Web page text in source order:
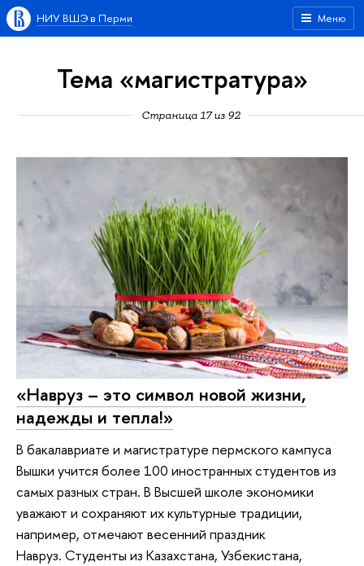
Меню
НИУ ВШЭ в Перми
Тема «магистратура»
Страница 17 из 92
«Навруз – это символ новой жизни,
надежды и тепла!»
В бакалавриате и магистратуре пермского кампуса
Вышки учится более 100 иностранных студентов из
самых разных стран. В Высшей школе экономики
уважают и сохраняют их культурные традиции,
например, отмечают весенний праздник
Навруз. Студенты из Казахстана, Узбекистана,